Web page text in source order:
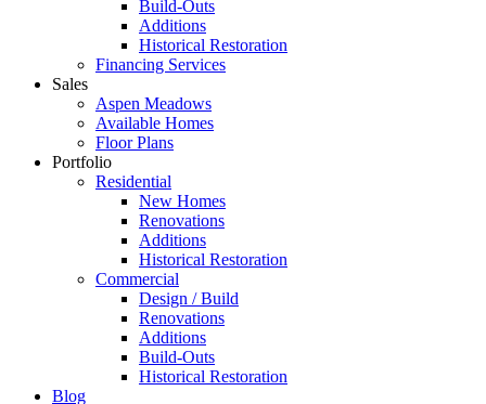
Build-Outs
Additions
Historical Restoration
Financing Services
Sales
Aspen Meadows
Available Homes
Floor Plans
Portfolio
Residential
New Homes
Renovations
Additions
Historical Restoration
Commercial
Design / Build
Renovations
Additions
Build-Outs
Historical Restoration
Blog